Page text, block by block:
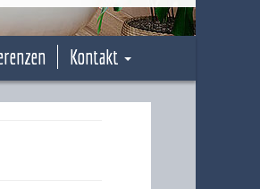
Kontakt